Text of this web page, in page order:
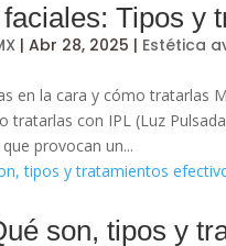
Tipos y
|Abr 28, 2025 | Estética
en la cara y cómo tratarlas
tratarlas con IPL (Luz
provocan un...
son, tipos y